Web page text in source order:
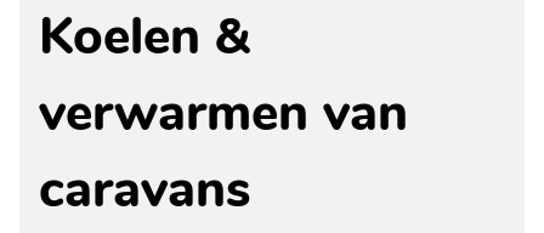
Koelen &
verwarmen van
caravans